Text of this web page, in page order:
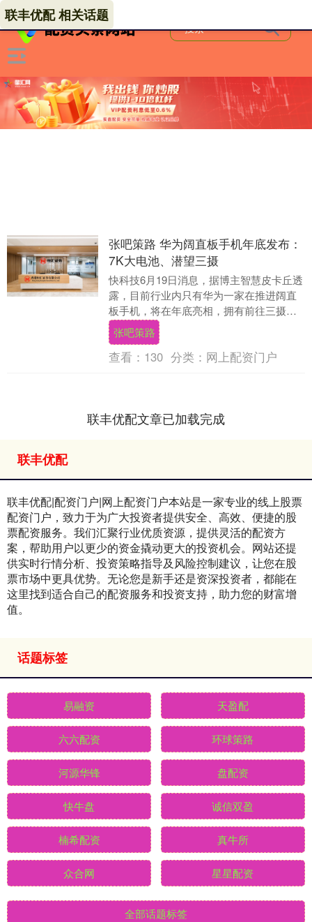
联丰优配 相关话题
张吧策路 华为阔直板手机年底发布：
7K大电池、潜望三摄
快科技6月19日消息，据博主智慧皮卡丘透
露，目前行业内只有华为一家在推进阔直
板手机，将在年底亮相，拥有前往三摄和
7K级的大电池。 新机采用16:10黄金阔比
例，....
张吧策路
查看： 130 分类： 网上配资门户
联丰优配文章已加载完成
联丰优配
联丰优配|配资门户|网上配资门户本站是一家专业的线上股票
配资门户，致力于为广大投资者提供安全、高效、便捷的股
票配资服务。我们汇聚行业优质资源，提供灵活的配资方
案，帮助用户以更少的资金撬动更大的投资机会。网站还提
供实时行情分析、投资策略指导及风险控制建议，让您在股
票市场中更具优势。无论您是新手还是资深投资者，都能在
这里找到适合自己的配资服务和投资支持，助力您的财富增
值。
话题标签
易融资 天盈配
六六配资 环球策路
河源华锋 盘配资
快牛盘 诚信双盈
楠希配资 真牛所
众合网 星星配资
全部话题标签